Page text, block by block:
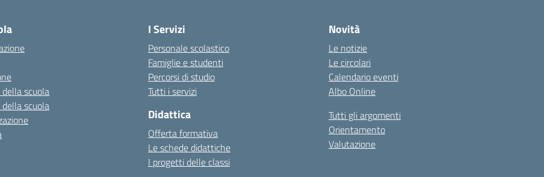
scuola
scuola
I Servizi
Personale scolastico
Famiglie e studenti
Percorsi di studio
Tutti i servizi
Didattica
Offerta formativa
Le schede didattiche
I progetti delle classi
Novità
Le notizie
Le circolari
Calendario eventi
Albo Online
Tutti gli argomenti
Orientamento
Valutazione